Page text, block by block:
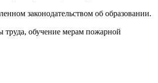
законодательством об образовании.
труда, обучение мерам пожарной